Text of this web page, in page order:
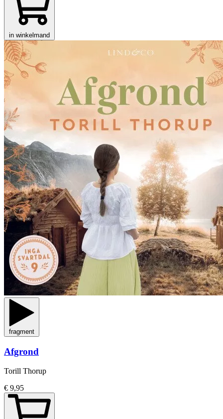
in winkelmand
fragment
Afgrond
Torill Thorup
€ 9,95